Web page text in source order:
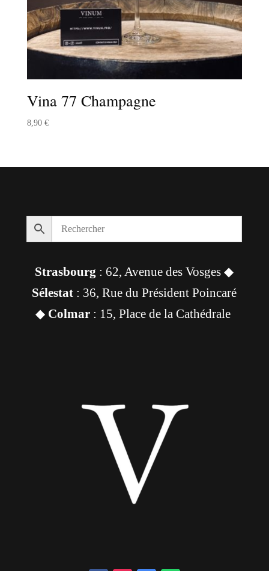
Vina 77 Champagne
8,90 €
Strasbourg : 62, Avenue des Vosges ◆
Sélestat : 36, Rue du Président Poincaré
◆ Colmar: 15, Place de la Cathédrale